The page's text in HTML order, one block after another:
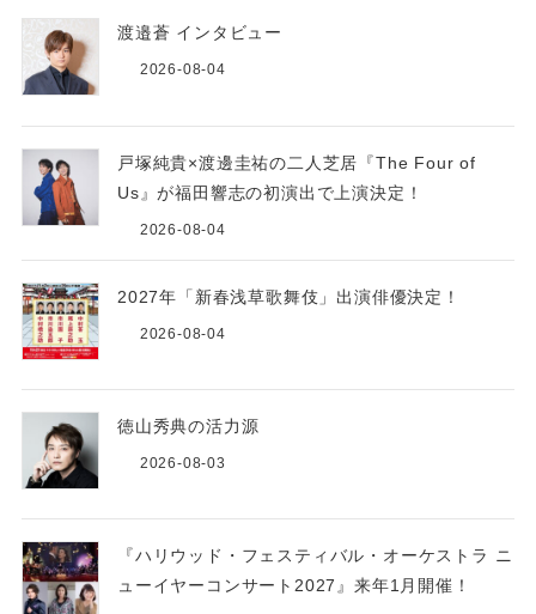
渡邉蒼 インタビュー
2026-08-04
戸塚純貴×渡邊圭祐の二人芝居『The Four of
Us』が福田響志の初演出で上演決定！
2026-08-04
2027年「新春浅草歌舞伎」出演俳優決定！
2026-08-04
徳山秀典の活力源
2026-08-03
『ハリウッド・フェスティバル・オーケストラ ニ
ューイヤーコンサート2027』来年1月開催！